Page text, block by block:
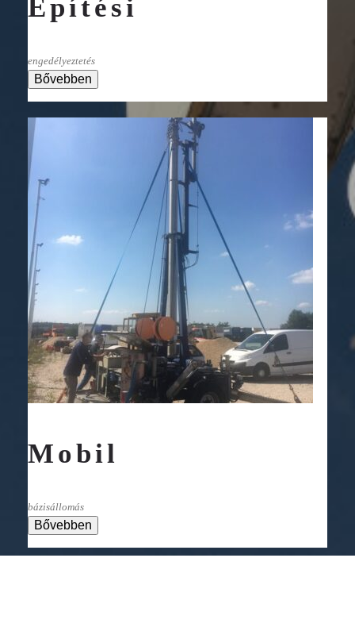
Építési
engedélyeztetés
Bővebben
Mobil
bázisállomás
Bővebben